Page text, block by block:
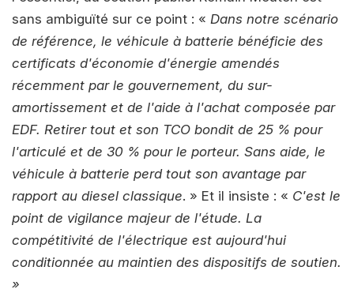
sans ambiguïté sur ce point : « Dans notre scénario
de référence, le véhicule à batterie bénéficie des
certificats d'économie d'énergie amendés
récemment par le gouvernement, du sur-
amortissement et de l'aide à l'achat composée par
EDF. Retirer tout et son TCO bondit de 25 % pour
l'articulé et de 30 % pour le porteur. Sans aide, le
véhicule à batterie perd tout son avantage par
rapport au diesel classique. » Et il insiste : « C'est le
point de vigilance majeur de l'étude. La
compétitivité de l'électrique est aujourd'hui
conditionnée au maintien des dispositifs de soutien.
»